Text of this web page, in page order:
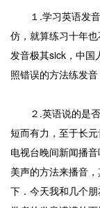
１.学习英语发音
仿，就算练习十年
发音极其sick，中国
照错误的方法练发音
２.英语说的是否
短而有力，至于长
电视台晚间新闻播
美声的方法来播音
下．今天我和几个